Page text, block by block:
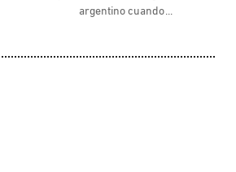
argentino cuando